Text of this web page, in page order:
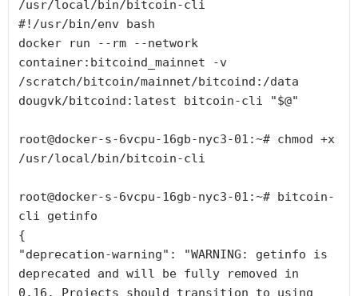
/usr/local/bin/bitcoin-cli
#!/usr/bin/env bash
docker run --rm --network
container:bitcoind_mainnet -v
/scratch/bitcoin/mainnet/bitcoind:/data
dougvk/bitcoind:latest bitcoin-cli "$@"
root@docker-s-6vcpu-16gb-nyc3-01:~# chmod +x
/usr/local/bin/bitcoin-cli
root@docker-s-6vcpu-16gb-nyc3-01:~# bitcoin-
cli getinfo
{
"deprecation-warning": "WARNING: getinfo is
deprecated and will be fully removed in
0.16. Projects should transition to using